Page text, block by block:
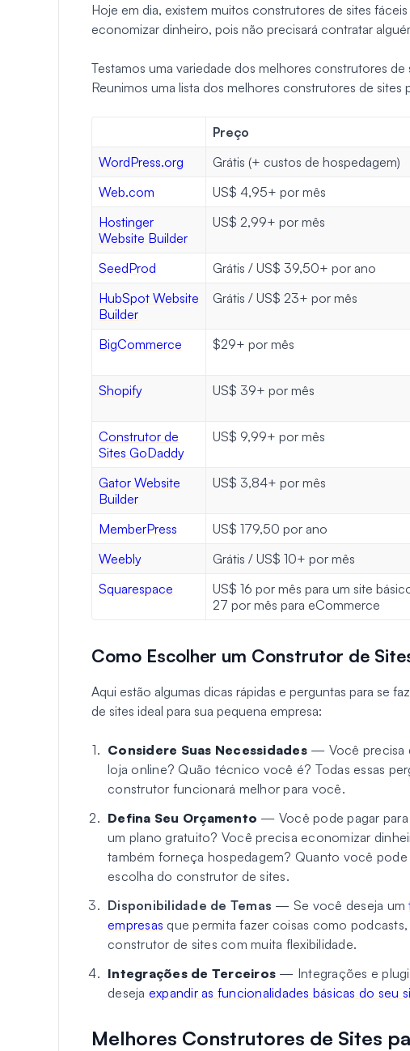
Hoje em dia, existem muitos construtores de sites
economizar dinheiro, pois não precisará contratar
Testamos uma variedade dos melhores construtores
Reunimos uma lista dos melhores construtores de sites
Preço
WordPress.org
Grátis (+ custos de hospedagem)
Web.com
US$ 4,95+ por mês
Hostinger
Website Builder
US$ 2,99+ por mês
SeedProd Grátis / US$ 39,50+ por ano
HubSpot Website
Builder
Grátis / US$ 23+ por mês
BigCommerce $29+ por mês
Shopify
US$ 39+ por mês
Construtor de
Sites GoDaddy
US$ 9,99+ por mês
Gator Website
Builder
US$ 3,84+ por mês
MemberPress US$ 179,50 por ano
Weebly
Grátis / US$ 10+ por mês
Squarespace
US$ 16 por mês para um site
27 por mês para eCommerce
Como Escolher um Construtor de
Aqui estão algumas dicas rápidas e perguntas para se
de sites ideal para sua pequena empresa:
Considere Suas Necessidades— Você precisa
loja online? Quão técnico você é? Todas essas
construtor funcionará melhor para você.
Defina Seu Orçamento — Você pode pagar para
um plano gratuito? Você precisa economizar
também forneça hospedagem? Quanto você
escolha do construtor de sites.
Disponibilidade de Temas — Se você deseja um
empresas que permita fazer coisas como
construtor de sites com muita flexibilidade.
Integrações de Terceiros — Integrações e
deseja expandir as funcionalidades básicas do seu
Melhores Construtores de Sites